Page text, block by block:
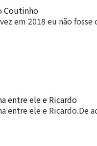
Coutinho
em 2018 eu não fosse
entre ele e Ricardo
entre ele e Ricardo.De